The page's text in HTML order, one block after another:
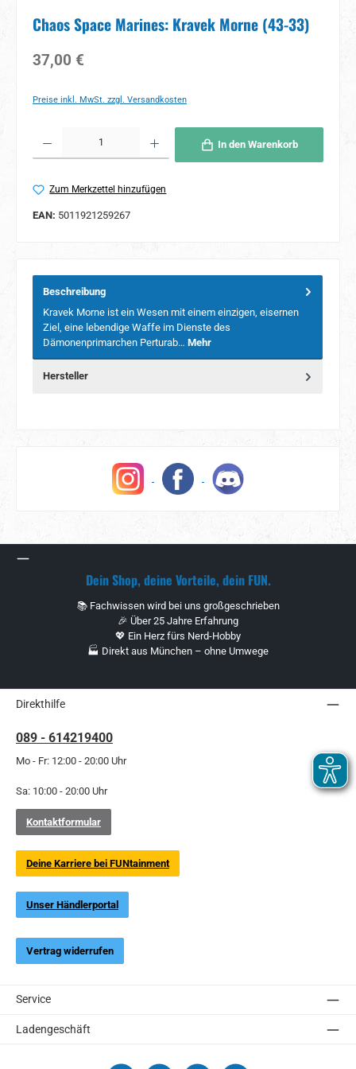
Chaos Space Marines: Kravek Morne (43-33)
Regulärer Preis:
37,00 €
Preise inkl. MwSt. zzgl. Versandkosten
In den Warenkorb
Zum Merkzettel hinzufügen
EAN: 5011921259267
Beschreibung
Kravek Morne ist ein Wesen mit einem einzigen, eisernen
Ziel, eine lebendige Waffe im Dienste des
Dämonenprimarchen Perturab… Mehr
Hersteller
Dein Shop, deine Vorteile, dein FUN.
📚 Fachwissen wird bei uns großgeschrieben
🎉 Über 25 Jahre Erfahrung
💖 Ein Herz fürs Nerd-Hobby
🏭 Direkt aus München – ohne Umwege
Direkthilfe
089 - 614219400
Mo - Fr: 12:00 - 20:00 Uhr
Sa: 10:00 - 20:00 Uhr
Kontaktformular
Deine Karriere bei FUNtainment
Unser Händlerportal
Vertrag widerrufen
Service
Ladengeschäft